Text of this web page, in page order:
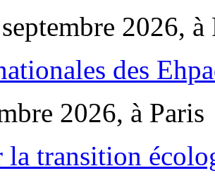
2026, à
des
2026, à Paris
transition